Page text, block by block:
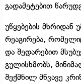
გადამეტებით
უწყებების მხრიდან
რეაგირება,
და შედარებით
გულისხმობს,
შექმნილ მწვავე